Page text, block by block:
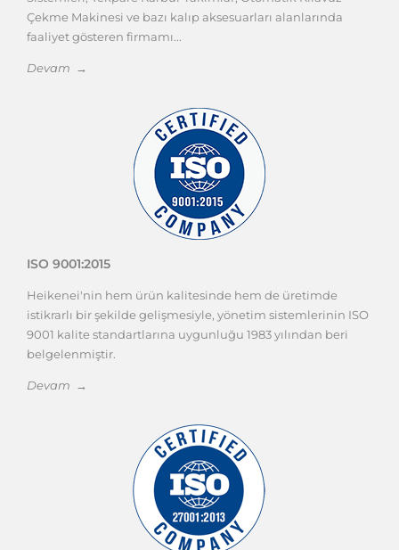
Çekme Makinesi ve bazı kalıp aksesuarları alanlarında
faaliyet gösteren firmamı...
Devam →
ISO 9001:2015
Heikenei'nin hem ürün kalitesinde hem de üretimde
istikrarlı bir şekilde gelişmesiyle, yönetim sistemlerinin ISO
9001 kalite standartlarına uygunluğu 1983 yılından beri
belgelenmiştir.
Devam →